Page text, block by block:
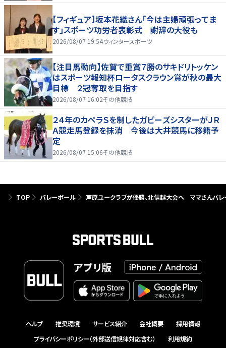
【フィギュア】坂本花織さん「今は主婦頑張ってま
す」スポーツ功労者表彰式 謝辞の大役も
2026/08/07 19:54ウィンタースポーツ
【注目馬動向】佐賀で重賞７勝のサキドリトッケン
はスポーツ報知杯ロータスクラウン賞が秋の最大
目標 ２冠奪取を目指す
2026/08/07 16:02その他競技
２４年のカペラＳを制したガビーズシスターがＪＲ
Ａ競走馬登録を抹消 今後は大井競馬に移籍予
定
2026/08/07 15:06その他競技
TOP バレーボール 芦原ユークラブが優勝、北信越大会へ ママさんバ
アプリ版
ヘルプ 推奨環境 サービス紹介 会社概要
採用情報
プライバシーポリシー（外部送信規律対応含む）
利用規約